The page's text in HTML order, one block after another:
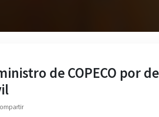
de COPECO por